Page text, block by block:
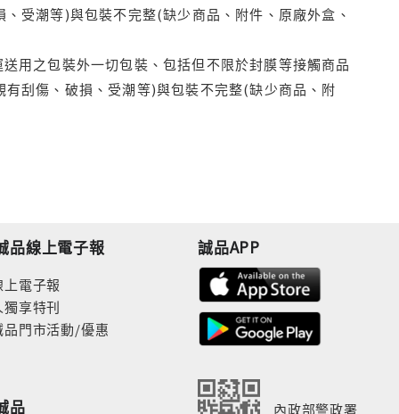
受潮等)與包裝不完整(缺少商品、附件、原廠外盒、
用之包裝外一切包裝、包括但不限於封膜等接觸商品
刮傷、破損、受潮等)與包裝不完整(缺少商品、附
品線上電子報
電子報
享特刊
品門市活動/優惠
品
誠品APP
內政部警政署